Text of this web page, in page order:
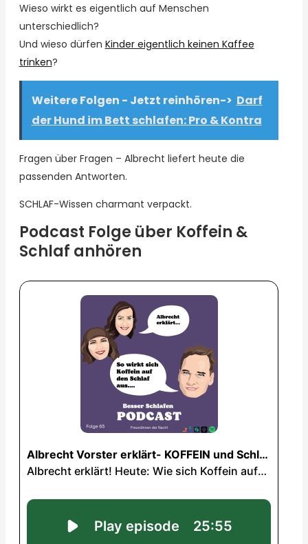
Wieso wirkt es eigentlich auf Menschen
unterschiedlich?
Und wieso dürfen Kinder eigentlich keinen Kaffee
trinken?
Weitere Folgen - Jetzt reinhören-> Darf
der Hund im Bett schlafen: Pro & Kontra
Fragen über Fragen – Albrecht liefert heute die
passenden Antworten.
SCHLAF-Wissen charmant verpackt.
Podcast Folge über Koffein &
Schlaf anhören